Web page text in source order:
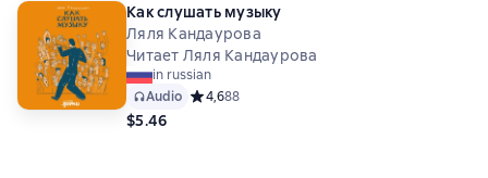
Как слушать музыку
Ляля Кандаурова
Читает Ляля Кандаурова
in russian
Audio Средний рейтинг 4,6 на основе 88 оценок
4,688
$5.46